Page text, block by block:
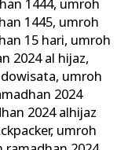
1444, umroh
1445, umroh
15 hari, umroh
2024 al hijaz,
, umroh
2024
2024 alhijaz
, umroh